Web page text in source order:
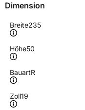
Dimension
Breite235
Höhe50
BauartR
Zoll19